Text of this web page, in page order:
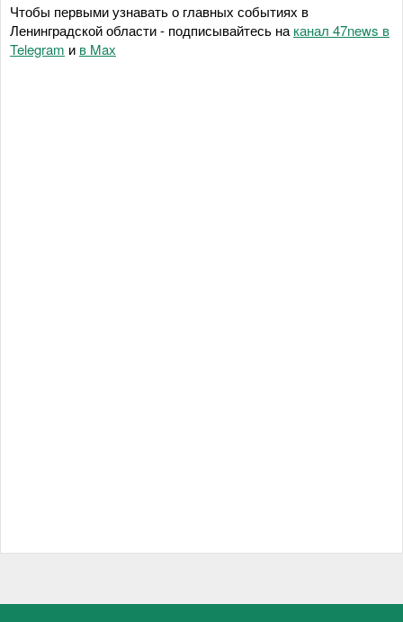
Чтобы первыми узнавать о главных событиях в
Ленинградской области - подписывайтесь на канал 47news в
Telegram и в Maх